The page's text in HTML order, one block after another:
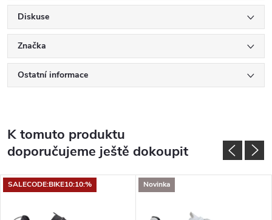
Diskuse
Značka
Ostatní informace
K tomuto produktu
doporučujeme ještě dokoupit
SALECODE:BIKE10:10:% Novinka